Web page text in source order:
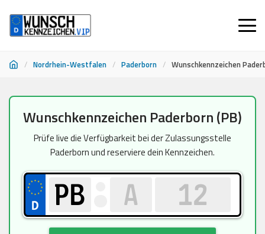
/ Nordrhein-Westfalen / Paderborn / Wunschkennzeichen
Zum
Inhalt
springen
Wunschkennzeichen Paderborn (PB)
Prüfe live die Verfügbarkeit bei der Zulassungsstelle
Paderborn und reserviere dein Kennzeichen.